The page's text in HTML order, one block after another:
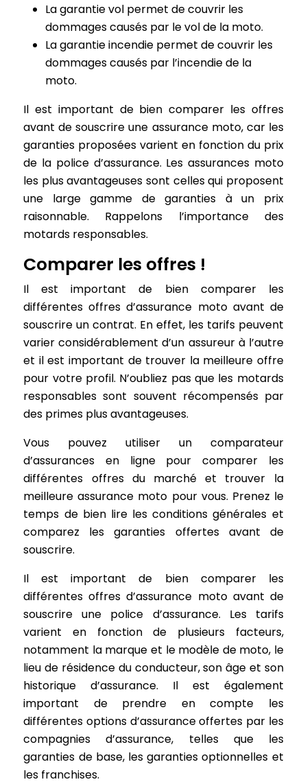
La garantie vol permet de couvrir les
dommages causés par le vol de la moto.
La garantie incendie permet de couvrir les
dommages causés par l’incendie de la
moto.
Il est important de bien comparer les offres
avant de souscrire une assurance moto, car les
garanties proposées varient en fonction du prix
de la police d’assurance. Les assurances moto
les plus avantageuses sont celles qui proposent
une large gamme de garanties à un prix
raisonnable. Rappelons l’importance des
motards responsables.
Comparer les offres !
Il est important de bien comparer les
différentes offres d’assurance moto avant de
souscrire un contrat. En effet, les tarifs peuvent
varier considérablement d’un assureur à l’autre
et il est important de trouver la meilleure offre
pour votre profil. N’oubliez pas que les motards
responsables sont souvent récompensés par
des primes plus avantageuses.
Vous pouvez utiliser un comparateur
d’assurances en ligne pour comparer les
différentes offres du marché et trouver la
meilleure assurance moto pour vous. Prenez le
temps de bien lire les conditions générales et
comparez les garanties offertes avant de
souscrire.
Il est important de bien comparer les
différentes offres d’assurance moto avant de
souscrire une police d’assurance. Les tarifs
varient en fonction de plusieurs facteurs,
notamment la marque et le modèle de moto, le
lieu de résidence du conducteur, son âge et son
historique d’assurance. Il est également
important de prendre en compte les
différentes options d’assurance offertes par les
compagnies d’assurance, telles que les
garanties de base, les garanties optionnelles et
les franchises.